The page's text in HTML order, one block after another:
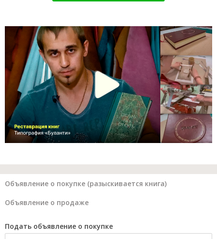
Объявление о покупке (разыскивается книга)
Объявление о продаже
Подать объявление о покупке